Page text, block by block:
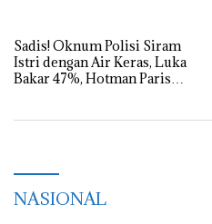
Sadis! Oknum Polisi Siram
Istri dengan Air Keras, Luka
Bakar 47%, Hotman Paris
NASIONAL